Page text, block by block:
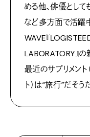
める他、俳優とし
など多方面で活躍
WAVE『
LABORATORY』の
最近のサプリメント
ト）は“旅行”だそう